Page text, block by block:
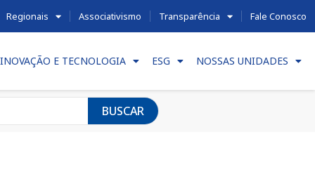
Regionais Associativismo Transparência Fale Conosco
INOVAÇÃO E TECNOLOGIA ESG NOSSAS UNIDADES
BUSCAR